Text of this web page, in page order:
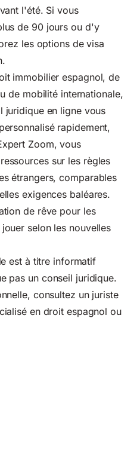
l'été. Si vous
de 90 jours ou d'y
les options de visa
immobilier espagnol, de
de mobilité internationale,
juridique en ligne vous
rapidement,
Zoom, vous
sur les règles
étrangers, comparables
exigences baléares.
de rêve pour les
selon les nouvelles
est à titre informatif
pas un conseil juridique.
consultez un juriste
en droit espagnol ou